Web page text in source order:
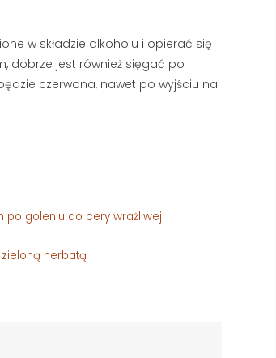
w składzie alkoholu i opierać się
dobrze jest również sięgać po
czerwona, nawet po wyjściu na
po goleniu do cery wrażliwej
zieloną herbatą